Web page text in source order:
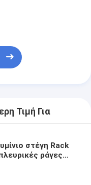
Τιμή Για
στέγη Rack
ράγες